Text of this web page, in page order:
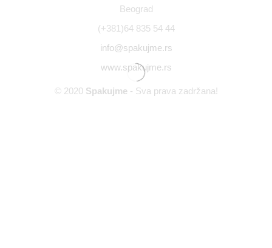
Beograd
(+381)64 835 54 44
info@spakujme.rs
www.spakujme.rs
© 2020 Spakujme- Sva prava zadržana!